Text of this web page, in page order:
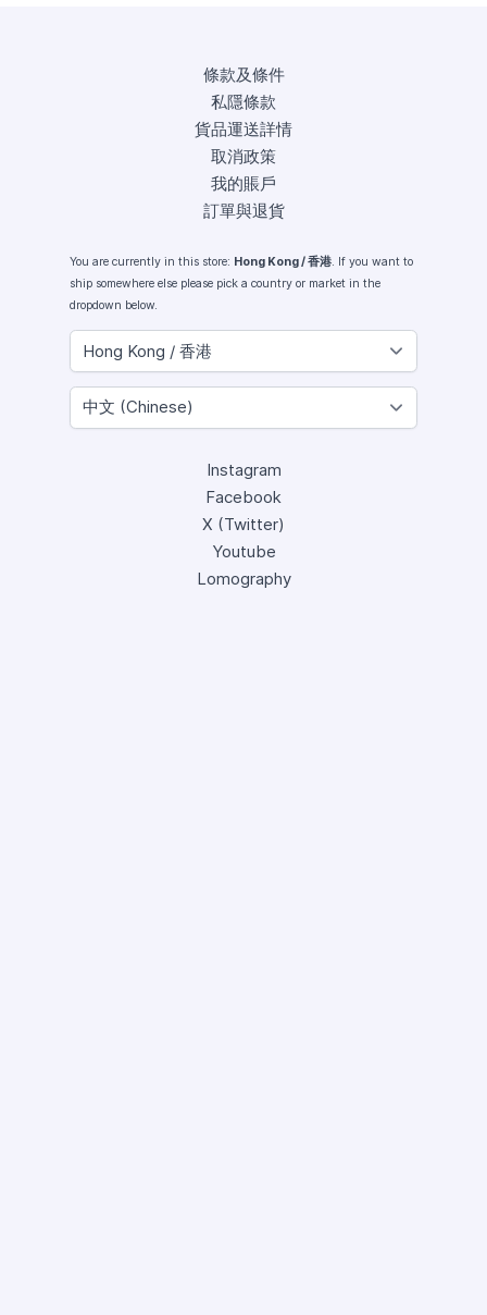
條款及條件
私隱條款
貨品運送詳情
取消政策
我的賬戶
訂單與退貨
You are currently in this store: Hong Kong / 香港. If you want to
ship somewhere else please pick a country or market in the
dropdown below.
Instagram
Facebook
X (Twitter)
Youtube
Lomography